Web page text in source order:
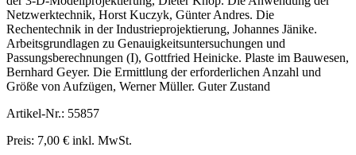
Netzwerktechnik, Horst Kuczyk, Günter Andres. Die
Rechentechnik in der Industrieprojektierung, Johannes Jänike.
Arbeitsgrundlagen zu Genauigkeitsuntersuchungen und
Passungsberechnungen (I), Gottfried Heinicke. Plaste im Bauwesen,
Bernhard Geyer. Die Ermittlung der erforderlichen Anzahl und
Größe von Aufzügen, Werner Müller. Guter Zustand
Artikel-Nr.: 55857
Preis: 7,00 € inkl. MwSt.